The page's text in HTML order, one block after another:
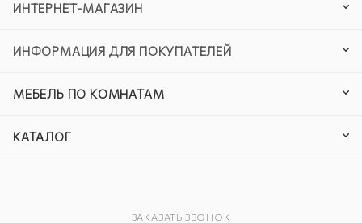
ИНТЕРНЕТ-МАГАЗИН
ИНФОРМАЦИЯ ДЛЯ ПОКУПАТЕЛЕЙ
МЕБЕЛЬ ПО КОМНАТАМ
КАТАЛОГ
ЗАКАЗАТЬ ЗВОНОК